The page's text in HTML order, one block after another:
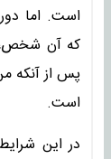
است. اما
که آن شخص،
پس از آنکه
است.
در این